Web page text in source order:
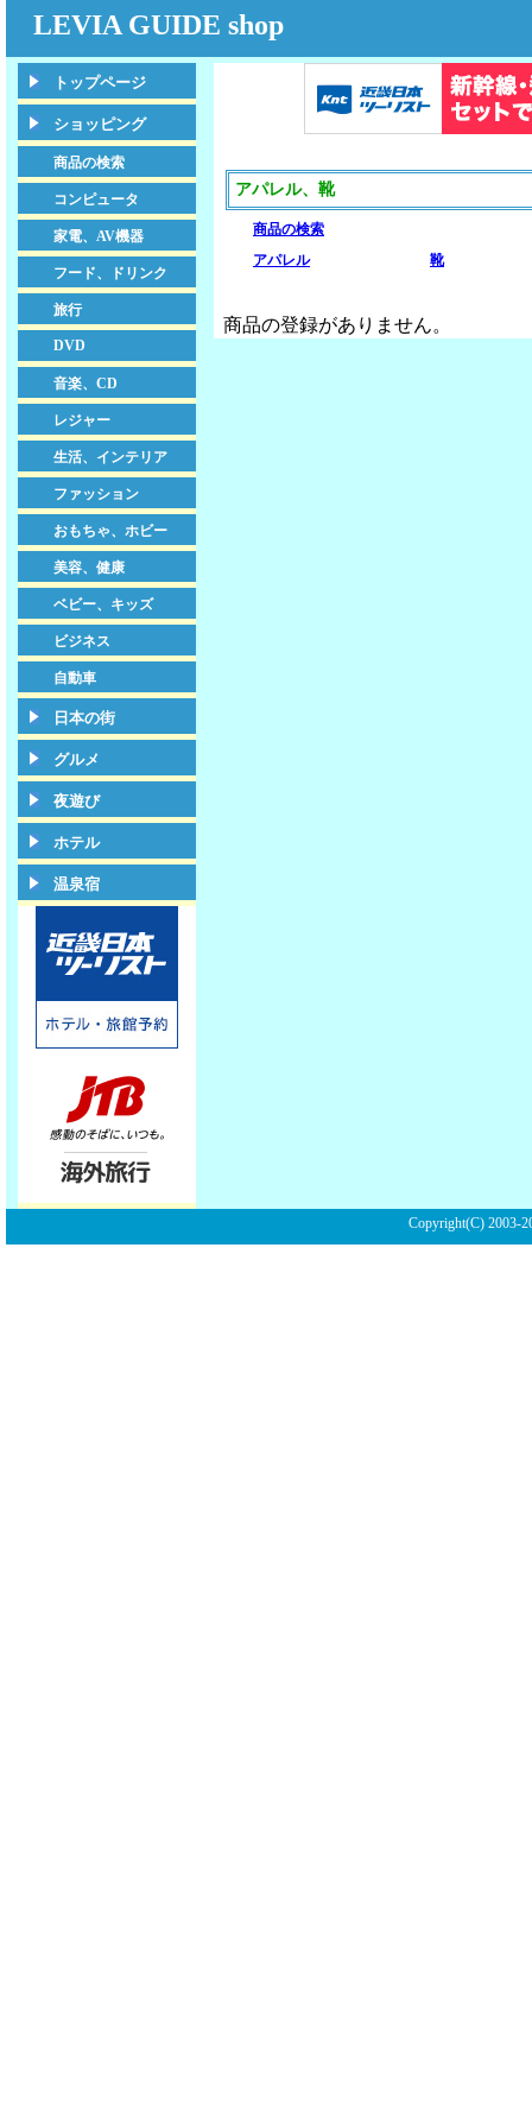
LEVIA GUIDE shop
トップページ
ショッピング
商品の検索
コンピュータ
家電、AV機器
フード、ドリンク
旅行
DVD
音楽、CD
レジャー
生活、インテリア
ファッション
おもちゃ、ホビー
美容、健康
ベビー、キッズ
ビジネス
自動車
日本の街
グルメ
夜遊び
ホテル
温泉宿
アパレル、靴
商品の検索
アパレル
靴
商品の登録がありません。
Copyright(C) 2003-